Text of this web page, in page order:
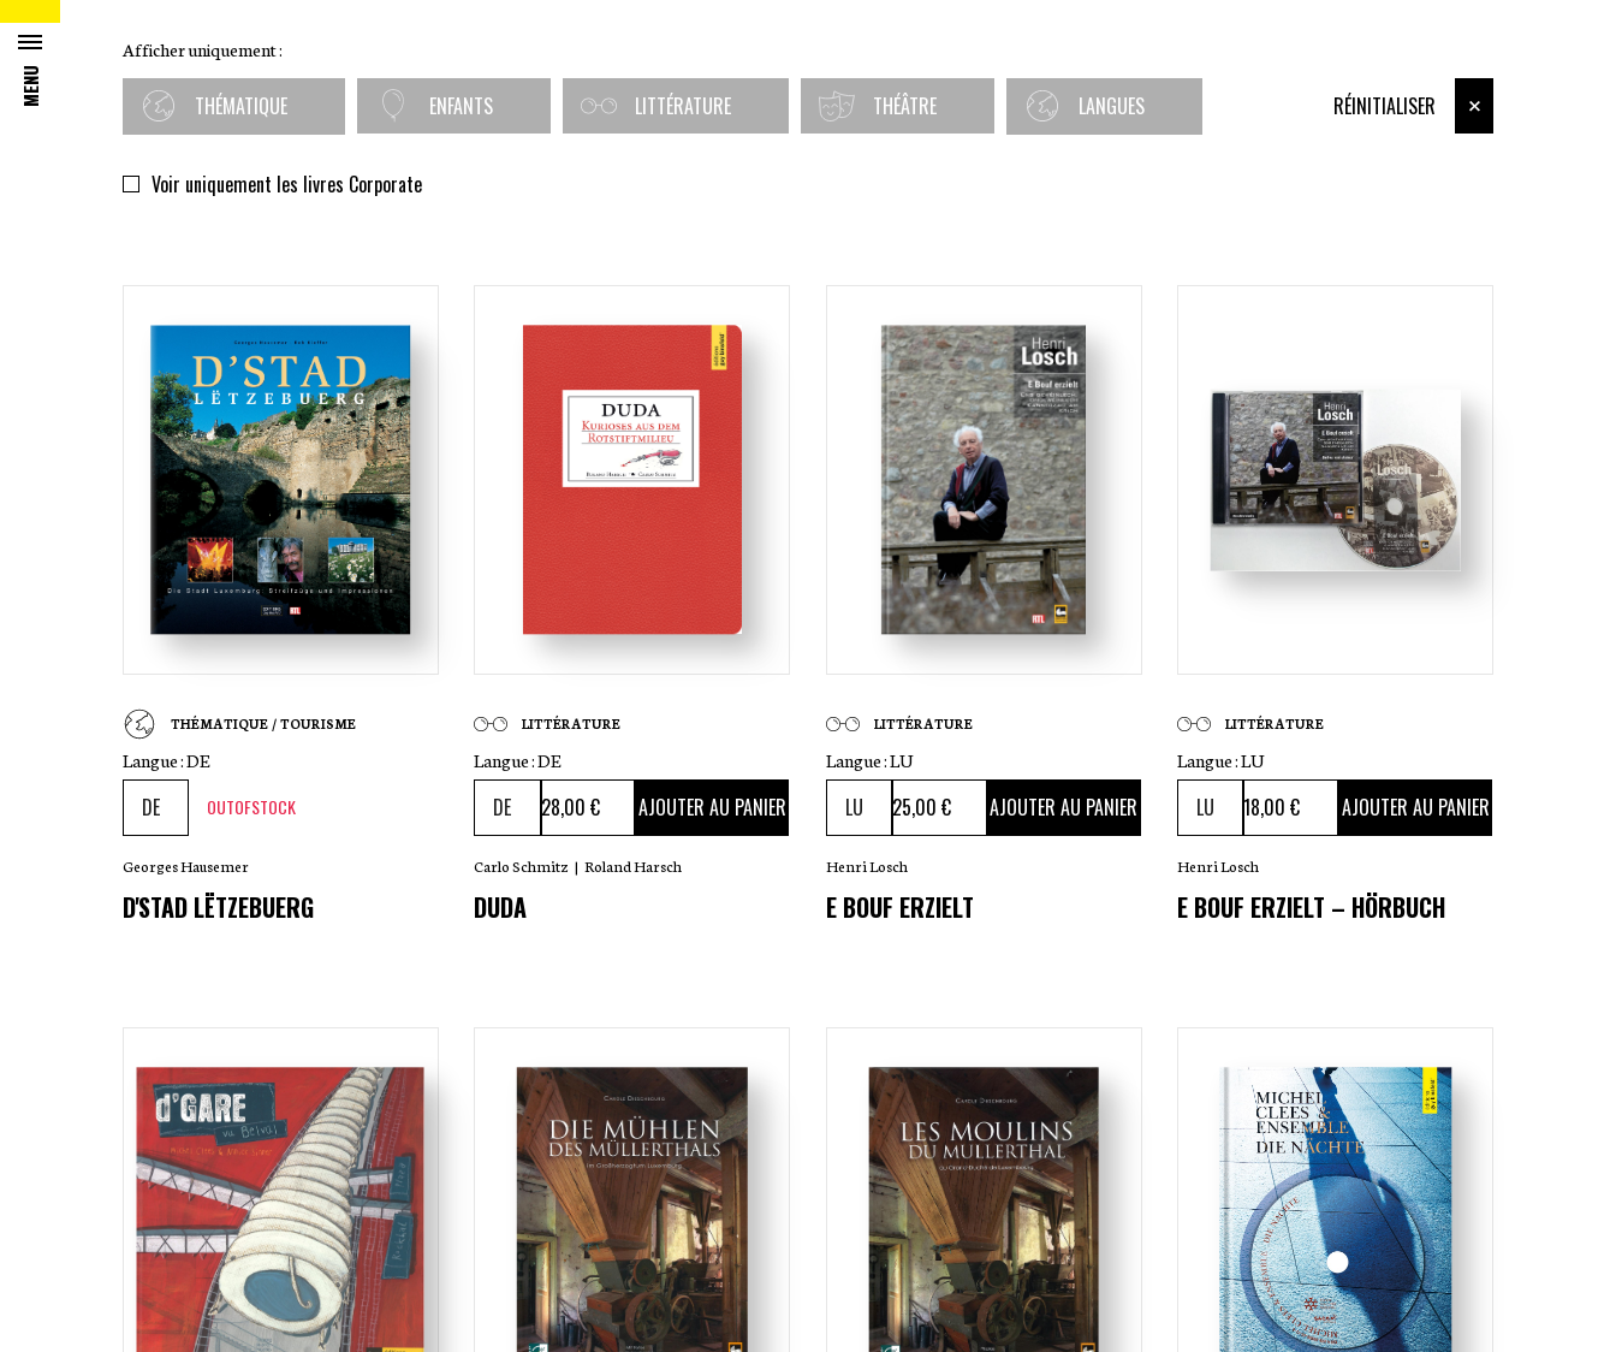
MENU
Afficher uniquement :
THÉMATIQUE
TOURISME
ENFANTS LITTÉRATURE
Voir uniquement les livres Corporate
THÉÂTRE
LANGUES
EN
FR
RÉINITIALISER
THÉMATIQUE / TOURISME
Langue :DE
OUTOFSTOCK
Georges Hausemer
D'STAD LËTZEBUERG
LITTÉRATURE
Langue :DE
28,00 € AJOUTER AU PANIER
Carlo Schmitz | Roland Harsch
DUDA
LITTÉRATURE
Langue :LU
25,00 € AJOUTER AU PANIER
Henri Losch
E BOUF ERZIELT
LITTÉRATURE
Langue :LU
18,00 € AJOUTER AU PANIER
Henri Losch
E BOUF ERZIELT – HÖRBUCH